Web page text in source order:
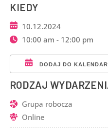
KIEDY
10.12.2024
10:00 am - 12:00 pm
DODAJ DO
Pobierz ICS
RODZAJ
Grupa robocza
Online